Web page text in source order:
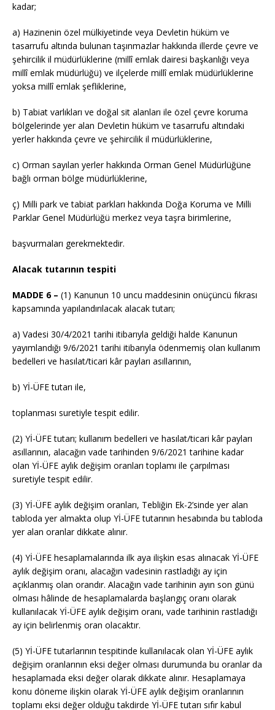
kadar;
a) Hazinenin özel mülkiyetinde veya Devletin hüküm ve
tasarrufu altında bulunan taşınmazlar hakkında illerde çevre ve
şehircilik il müdürlüklerine (millî emlak dairesi başkanlığı veya
millî emlak müdürlüğü) ve ilçelerde millî emlak müdürlüklerine
yoksa millî emlak şefliklerine,
b) Tabiat varlıkları ve doğal sit alanları ile özel çevre koruma
bölgelerinde yer alan Devletin hüküm ve tasarrufu altındaki
yerler hakkında çevre ve şehircilik il müdürlüklerine,
c) Orman sayılan yerler hakkında Orman Genel Müdürlüğüne
bağlı orman bölge müdürlüklerine,
ç) Milli park ve tabiat parkları hakkında Doğa Koruma ve Milli
Parklar Genel Müdürlüğü merkez veya taşra birimlerine,
başvurmaları gerekmektedir.
Alacak tutarının tespiti
MADDE 6 – (1) Kanunun 10 uncu maddesinin onüçüncü fıkrası
kapsamında yapılandırılacak alacak tutarı;
a) Vadesi 30/4/2021 tarihi itibarıyla geldiği halde Kanunun
yayımlandığı 9/6/2021 tarihi itibarıyla ödenmemiş olan kullanım
bedelleri ve hasılat/ticari kâr payları asıllarının,
b) Yİ-ÜFE tutarı ile,
toplanması suretiyle tespit edilir.
(2) Yİ-ÜFE tutarı; kullanım bedelleri ve hasılat/ticari kâr payları
asıllarının, alacağın vade tarihinden 9/6/2021 tarihine kadar
olan Yİ-ÜFE aylık değişim oranları toplamı ile çarpılması
suretiyle tespit edilir.
(3) Yİ-ÜFE aylık değişim oranları, Tebliğin Ek-2’sinde yer alan
tabloda yer almakta olup Yİ-ÜFE tutarının hesabında bu tabloda
yer alan oranlar dikkate alınır.
(4) Yİ-ÜFE hesaplamalarında ilk aya ilişkin esas alınacak Yİ-ÜFE
aylık değişim oranı, alacağın vadesinin rastladığı ay için
açıklanmış olan orandır. Alacağın vade tarihinin ayın son günü
olması hâlinde de hesaplamalarda başlangıç oranı olarak
kullanılacak Yİ-ÜFE aylık değişim oranı, vade tarihinin rastladığı
ay için belirlenmiş oran olacaktır.
(5) Yİ-ÜFE tutarlarının tespitinde kullanılacak olan Yİ-ÜFE aylık
değişim oranlarının eksi değer olması durumunda bu oranlar da
hesaplamada eksi değer olarak dikkate alınır. Hesaplamaya
konu döneme ilişkin olarak Yİ-ÜFE aylık değişim oranlarının
toplamı eksi değer olduğu takdirde Yİ-ÜFE tutarı sıfır kabul